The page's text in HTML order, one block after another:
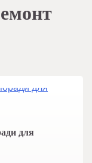
для